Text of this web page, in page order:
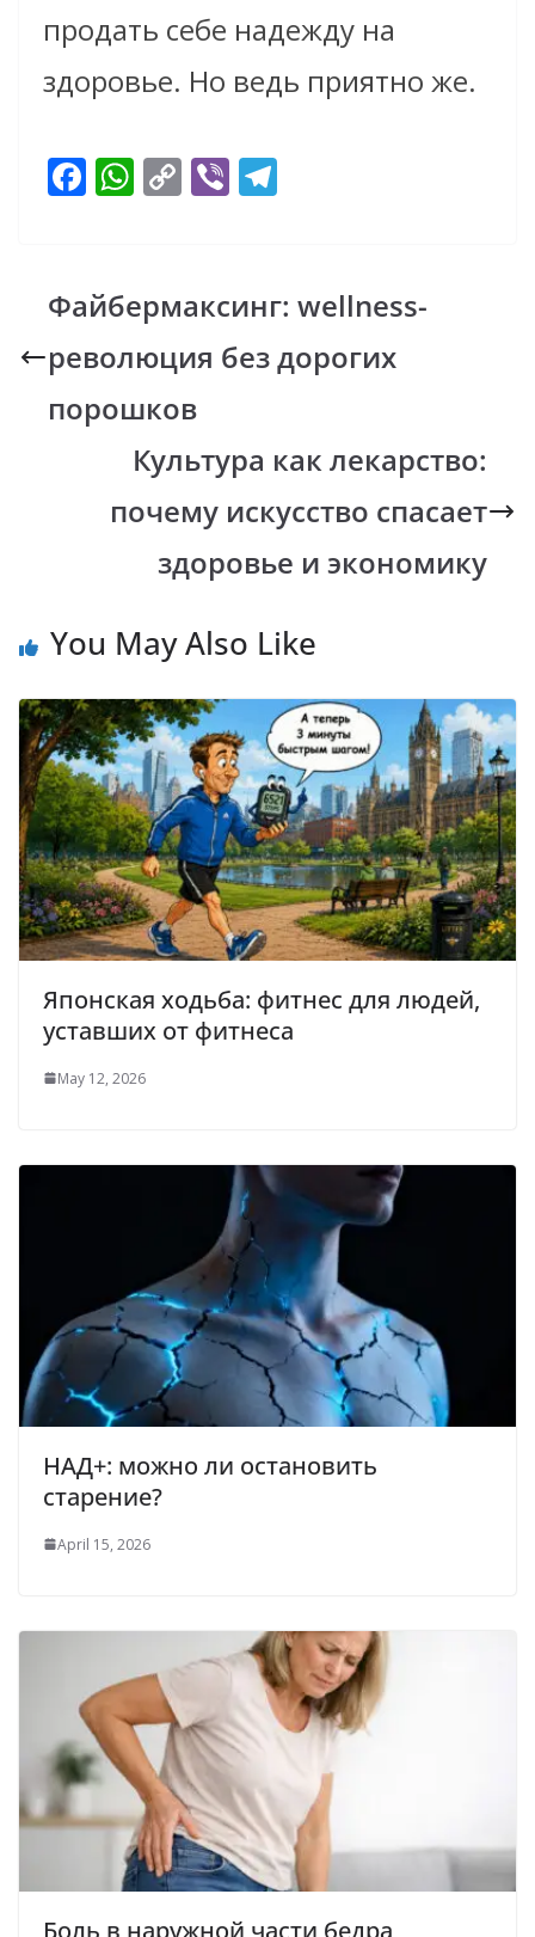
продать себе надежду на
здоровье. Но ведь приятно же.
F
b
o
o
k
W
s
A
p
p
C
y
Li
n
k
Vi
gr
a
m
Файбермаксинг: wellness-
революция без дорогих
порошков
Культура как лекарство:
почему искусство спасает
здоровье и экономику
You May Also Like
Японская ходьба: фитнес для людей,
уставших от фитнеса
May 12, 2026
НАД+: можно ли остановить
старение?
April 15, 2026